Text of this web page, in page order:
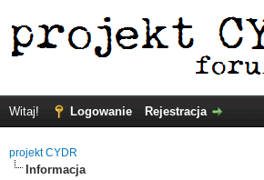
Witaj! Logowanie Rejestracja
projekt CYDR
Informacja